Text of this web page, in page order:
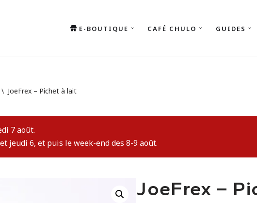
E-BOUTIQUE CAFÉ CHULO GUIDES
\ JoeFrex – Pichet à lait
7 août.
jeudi 6, et puis le week-end des 8-9 août.
JoeFrex –